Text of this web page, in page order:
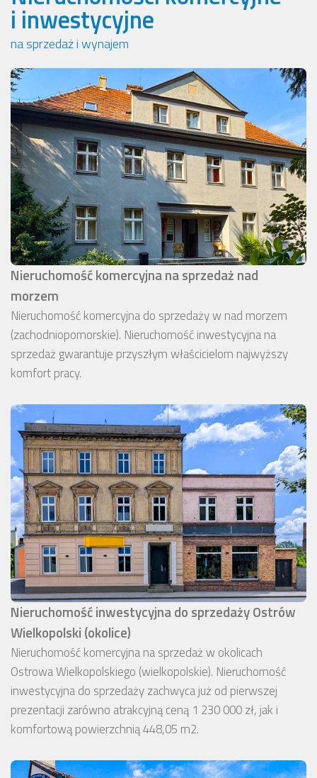
i inwestycyjne
na sprzedaż i wynajem
Nieruchomość komercyjna na sprzedaż nad
morzem
Nieruchomość komercyjna do sprzedaży w nad morzem
(zachodniopomorskie). Nieruchomość inwestycyjna na
sprzedaż gwarantuje przyszłym właścicielom najwyższy
komfort pracy.
Nieruchomość inwestycyjna do sprzedaży Ostrów
Wielkopolski (okolice)
Nieruchomość komercyjna na sprzedaż w okolicach
Ostrowa Wielkopolskiego (wielkopolskie). Nieruchomość
inwestycyjna do sprzedaży zachwyca już od pierwszej
prezentacji zarówno atrakcyjną ceną 1 230 000 zł, jak i
komfortową powierzchnią 448,05 m2.